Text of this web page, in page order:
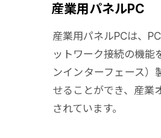
産業用パネルPC
産業用パネルPCは、
ットワーク接続の機能
ンインターフェース）
せることができ、産業
されています。